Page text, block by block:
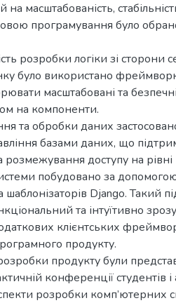
на масштабованість,
програмування було
розробки логіки зі сторони
було використано
масштабовані та
на компоненти.
та обробки даних
базами даних, що
розмежування доступу на рівні
побудовано за
шаблонізаторів Django. Такий
та інтуїтивно
клієнтських
продукту.
продукту були
конференції студентів і
розробки комп’ютерних